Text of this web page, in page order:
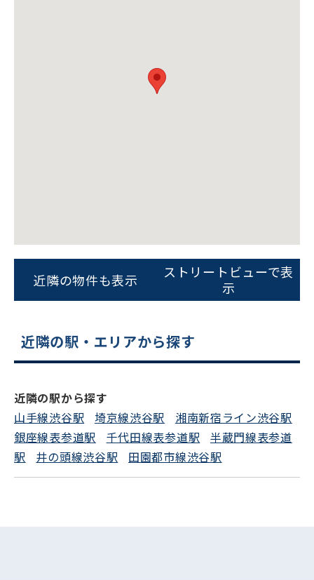
0120-620-213
電話でお問い合わせ
近隣の物件も表示
ストリートビューで表
示
近隣の駅・エリアから探す
近隣の駅から探す
山手線渋谷駅
埼京線渋谷駅
湘南新宿ライン渋谷駅
銀座線表参道駅
千代田線表参道駅
半蔵門線表参道
駅
井の頭線渋谷駅 田園都市線渋谷駅